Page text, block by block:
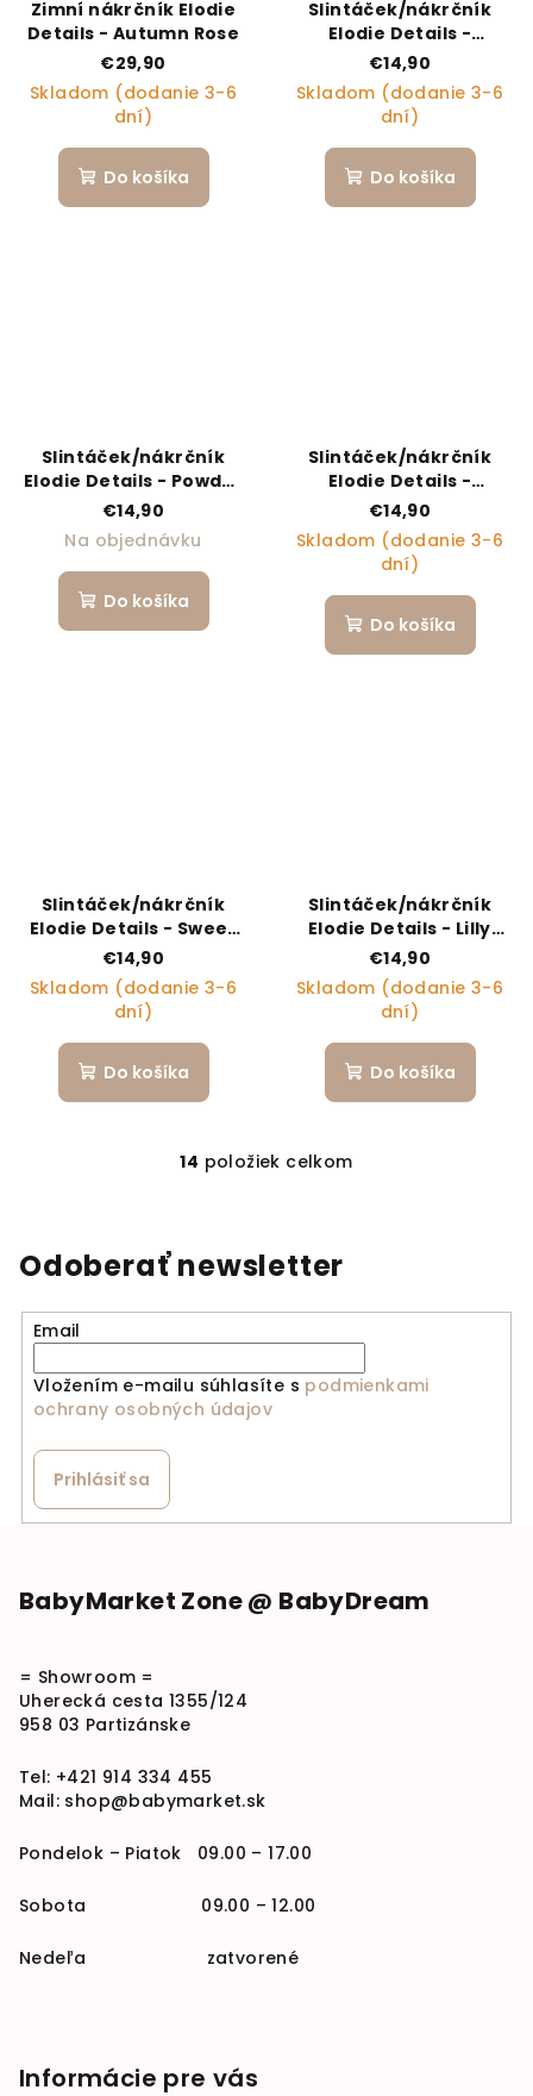
Zimní nákrčník Elodie
Details - Autumn Rose
€29,90
Skladom (dodanie 3-6
dní)
Do košíka
Slintáček/nákrčník
Elodie Details -
Embroidery Anglaise
€14,90
Skladom (dodanie 3-6
dní)
Do košíka
Slintáček/nákrčník
Elodie Details - Powder
Pink
€14,90
Na objednávku
Do košíka
Slintáček/nákrčník
Elodie Details -
Chocolate
€14,90
Skladom (dodanie 3-6
dní)
Do košíka
Slintáček/nákrčník
Elodie Details - Sweet
Date
€14,90
Skladom (dodanie 3-6
dní)
Do košíka
Slintáček/nákrčník
Elodie Details - Lilly
White
€14,90
Skladom (dodanie 3-6
dní)
Do košíka
Ovládacie prvky
14 položiek celkom
Odoberať newsletter
Email
Vložením e-mailu súhlasíte s podmienkami
ochrany osobných údajov
Prihlásiť sa
BabyMarket Zone @ BabyDream
= Showroom =
Uherecká cesta 1355/124
958 03 Partizánske
Tel: +421 914 334 455
Mail: shop@babymarket.sk
Pondelok – Piatok 09.00 – 17.00
Sobota 09.00 – 12.00
Nedeľa zatvorené
Informácie pre vás